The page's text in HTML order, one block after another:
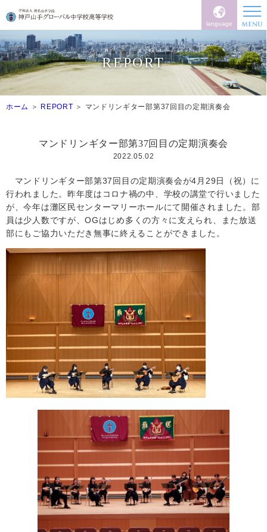
language
REPORT
ホーム REPORT マンドリンギター部第37回目の定期演奏会
マンドリンギター部第37回目の定期演奏会
2022.05.02
マンドリンギター部第37回目の定期演奏会が4月 29日（祝）に
行われました。昨年度はコロナ禍の中、学校の講堂で行いました
が、今年は灘区民センターマリーホールにて開催されました。部
員は少人数ですが、OGはじめ多くの方々に支えられ、また放送
部にもご協力いただき無事に終えることができました。